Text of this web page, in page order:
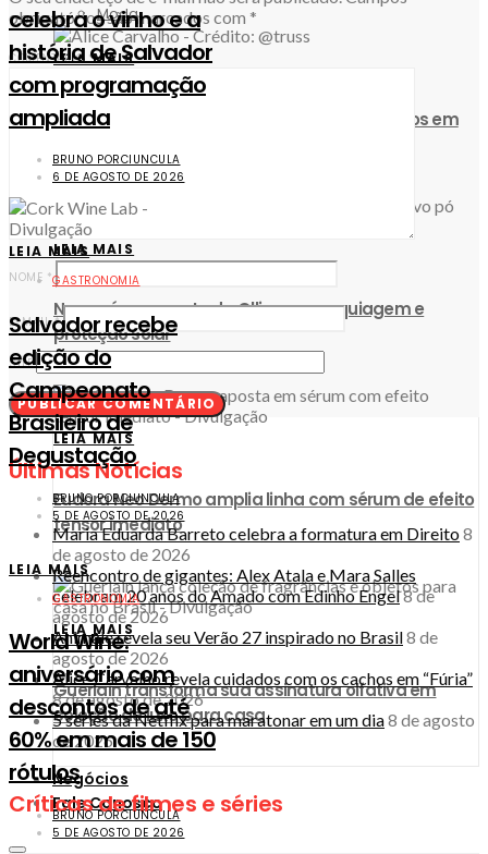
Moda
LEIA MAIS
Alice Carvalho revela cuidados com os cachos em
LEIA MAIS
Novo pó compacto da Ollie une maquiagem e
proteção solar
LEIA MAIS
Eudora Neo Dermo amplia linha com sérum de efeito
tensor imediato
LEIA MAIS
Guerlain transforma sua assinatura olfativa em
coleção de luxo para casa
Negócios
Fale Conosco
celebra o vinho e a
história de Salvador
com programação
ampliada
BRUNO PORCIUNCULA
6 DE AGOSTO DE 2026
LEIA MAIS
GASTRONOMIA
​Salvador recebe
edição do
Campeonato
Brasileiro de
Degustação
BRUNO PORCIUNCULA
5 DE AGOSTO DE 2026
LEIA MAIS
GASTRONOMIA
World Wine:
aniversário com
descontos de até
60% em mais de 150
rótulos
BRUNO PORCIUNCULA
5 DE AGOSTO DE 2026
obrigatórios são marcados com *
COMENTÁRIO*
NOME *
E-MAIL*
SITE
Últimas Notícias
Maria Eduarda Barreto celebra a formatura em Direito8
de agosto de 2026
Reencontro de gigantes: Alex Atala e Mara Salles
celebram 20 anos do Amado com Edinho Engel8 de
agosto de 2026
Animale revela seu Verão 27 inspirado no Brasil8 de
agosto de 2026
Alice Carvalho revela cuidados com os cachos em “Fúria”
8 de agosto de 2026
5 séries da Netflix para maratonar em um dia8 de agosto
de 2026
Críticas de filmes e séries